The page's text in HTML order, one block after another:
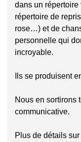
dans un
répertoire de
rose…) et de
personnelle qui
incroyable.
Ils se produisent
Nous en sortirons
communicative.
Plus de détails